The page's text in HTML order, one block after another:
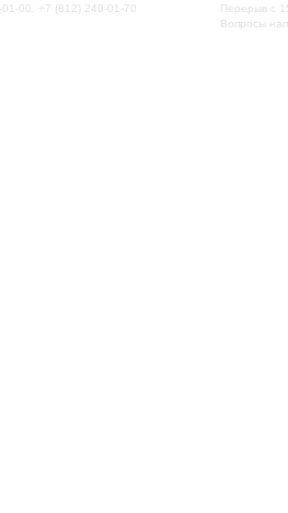
00, +7 (812) 240-01-70
Перерыв с
Вопросы